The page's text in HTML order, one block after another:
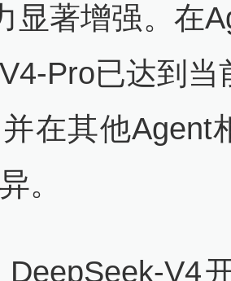
显著增强。在
Pro已达到当
在其他Agent
。
V4